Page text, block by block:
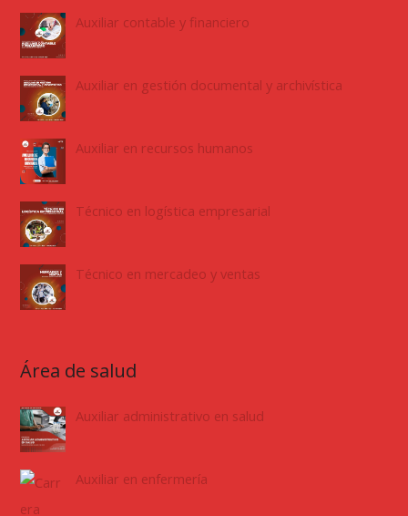
Auxiliar contable y financiero
Auxiliar en gestión documental y archivística
Auxiliar en recursos humanos
Técnico en logística empresarial
Técnico en mercadeo y ventas
Área de salud
Auxiliar administrativo en salud
Auxiliar en enfermería